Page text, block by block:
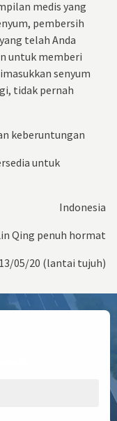
medis yang
pembersih
telah Anda
untuk memberi
senyum
tidak pernah
keberuntungan
untuk
Indonesia
Qing penuh hormat
05/20 (lantai tujuh)